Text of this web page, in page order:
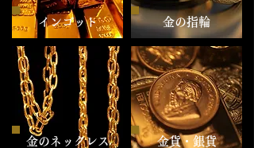
インゴット
金のネックレス
金の指輪
金貨・銀貨